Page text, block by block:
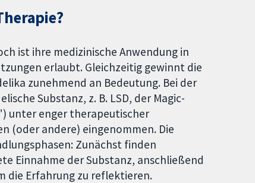
ist ihre medizinische Anwendung in
erlaubt. Gleichzeitig gewinnt die
zunehmend an Bedeutung. Bei der
Substanz, z. B. LSD, der Magic-
unter enger therapeutischer
(oder andere) eingenommen. Die
Zunächst finden
Einnahme der Substanz, anschließend
die Erfahrung zu reflektieren.